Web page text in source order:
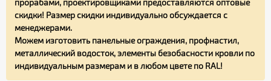
скидки! Размер скидки индивидуально обсуждается с
менеджерами.
Можем изготовить панельные ограждения, профнастил,
металлический водосток, элементы безобасности кровли по
индивидуальным размерам и в любом цвете по RAL!